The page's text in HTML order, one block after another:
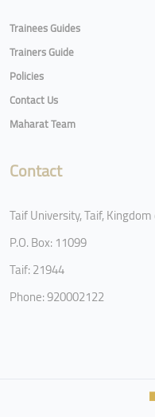
Trainees Guides
Trainers Guide
Policies
Contact Us
Maharat Team
Contact
Taif University, Taif,
P.O. Box: 11099
Taif: 21944
Phone: 920002122